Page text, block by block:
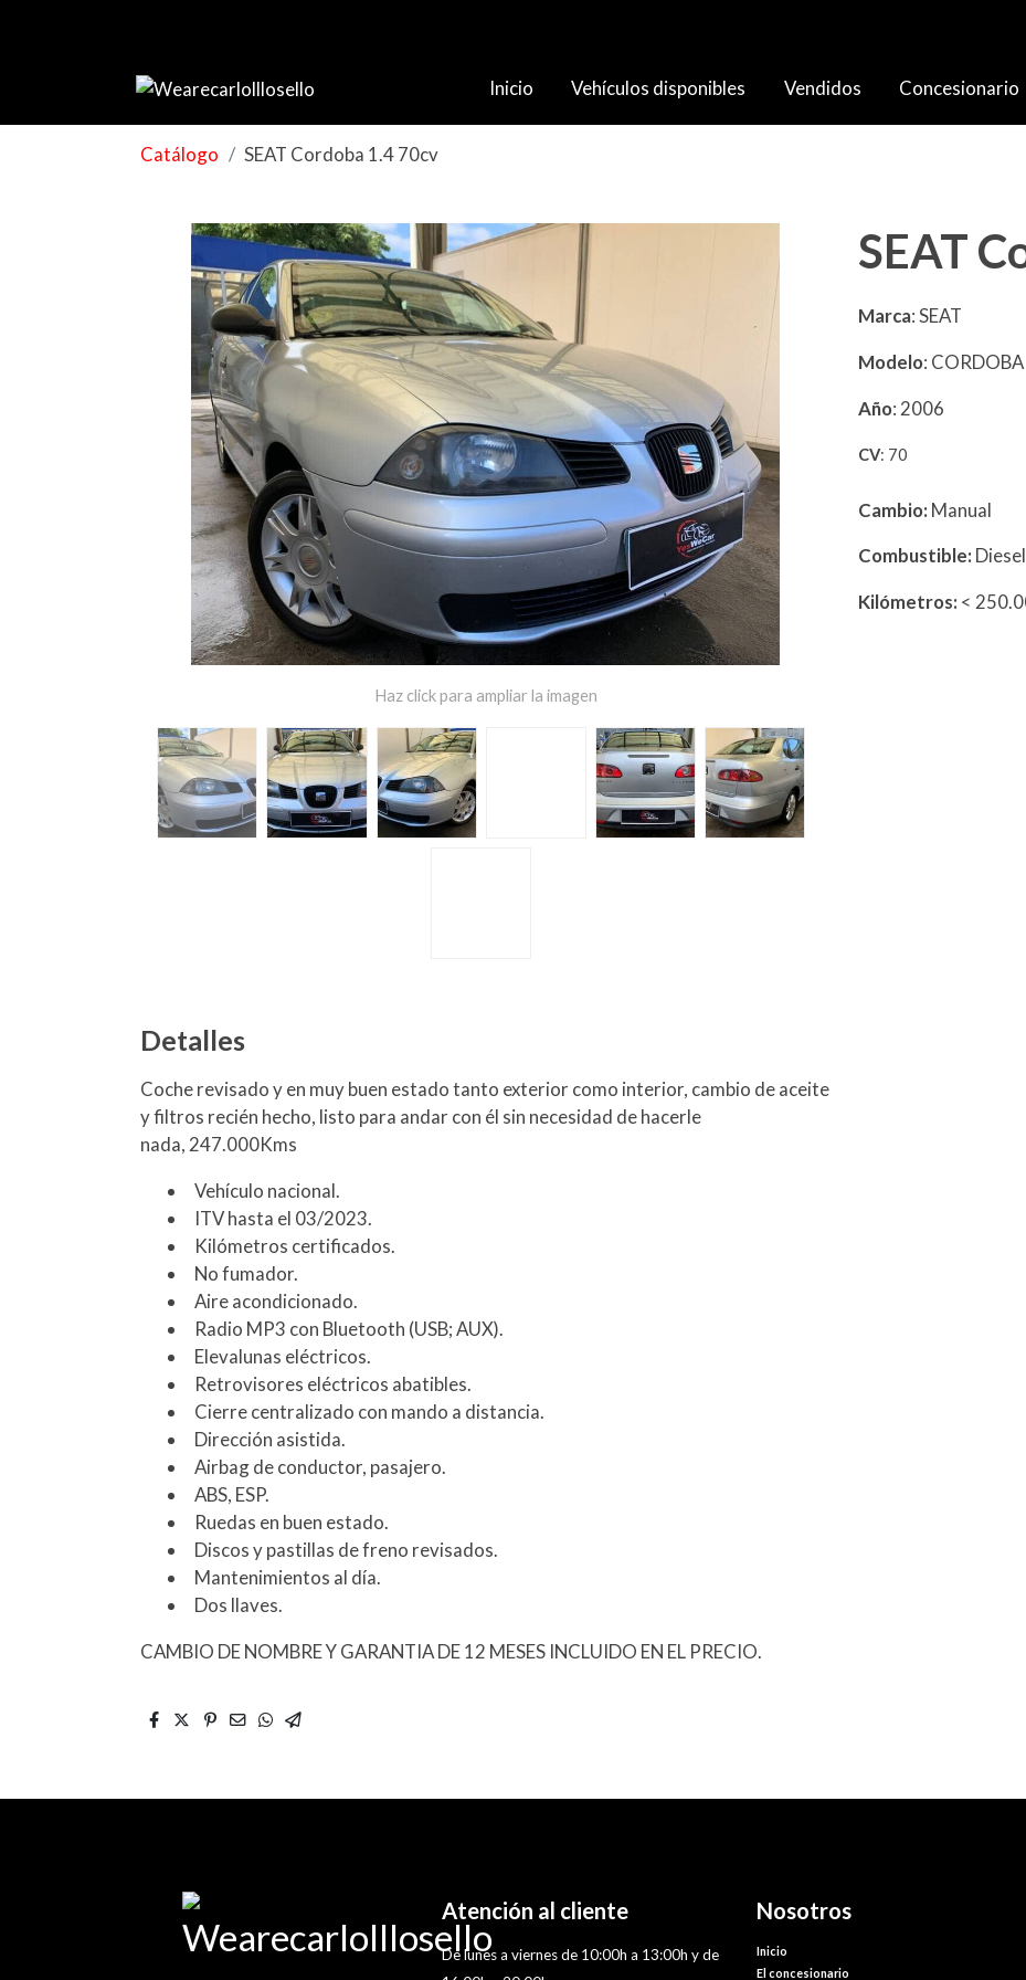
Inicio Vehículos disponibles Vendidos Concesionario
Catálogo SEAT Cordoba 1.4 70cv
Haz click para ampliar la imagen
Detalles
Coche revisado y en muy buen estado tanto exterior como interior, cambio de aceite
y filtros recién hecho, listo para andar con él sin necesidad de hacerle
nada, 247.000Kms
Vehículo nacional.
ITV hasta el 03/2023.
Kilómetros certificados.
No fumador.
Aire acondicionado.
Radio MP3 con Bluetooth (USB; AUX).
Elevalunas eléctricos.
Retrovisores eléctricos abatibles.
Cierre centralizado con mando a distancia.
Dirección asistida.
Airbag de conductor, pasajero.
ABS, ESP.
Ruedas en buen estado.
Discos y pastillas de freno revisados.
Mantenimientos al día.
Dos llaves.
CAMBIO DE NOMBRE Y GARANTIA DE 12 MESES INCLUIDO EN EL PRECIO.
SEAT
Marca: SEAT
Modelo: CORDOBA
Año: 2006
CV: 70
Cambio: Manual
Combustible:
Kilómetros: <
Atención al cliente
De lunes a viernes de 10:00h a 13:00h y de
Nosotros
Inicio
El concesionario